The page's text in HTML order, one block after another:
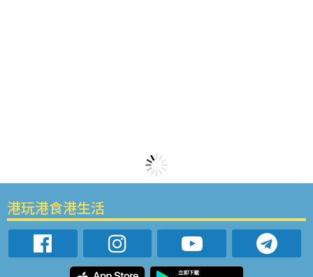
港玩港食港生活